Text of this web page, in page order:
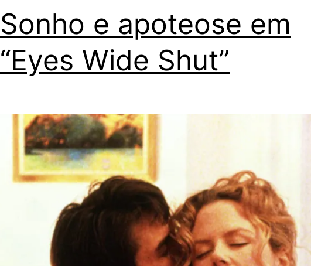
Sonho e apoteose em
“Eyes Wide Shut”